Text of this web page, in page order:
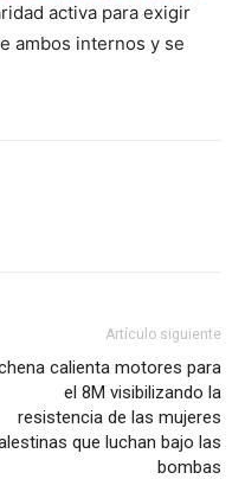
activa para exigir
ambos internos y se
Artículo siguiente
calienta motores para
el 8M visibilizando la
resistencia de las mujeres
que luchan bajo las
bombas